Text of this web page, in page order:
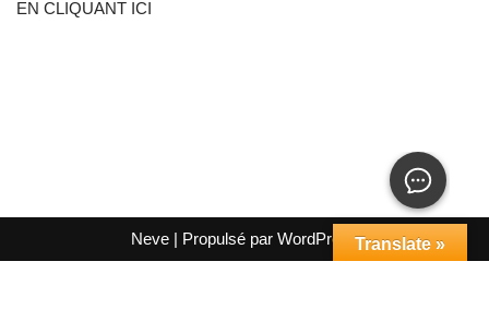
EN CLIQUANT ICI
Neve | Propulsé par WordPressTranslate »